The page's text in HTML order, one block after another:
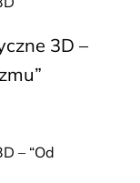
3D –
– “Od